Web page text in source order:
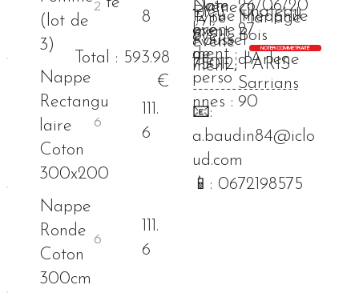
(lot de
3)
8
Nappe
Rectangu
laire
Coton
300x200
111.
6
Nappe
Ronde
Coton
300cm
111.
6
Total : 593.98
€
NOTER COMME TRAITÉ
12 rue théophile
Roussel
75012, PARIS
-------------------
📧:
a.baudin84@iclo
ud.com
📱: 0672198575
Événe
ment
Nom
bre
de
perso
nnes :
Type
événe
ment :
Mariage
90
26/06/20
27
Date
événe
ment :
Chateau
Bois
d'Arlene
Sarrians
Lieu
événe
ment :